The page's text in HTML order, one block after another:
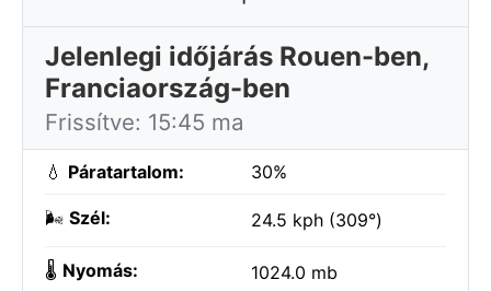
Jelenlegi időjárás Rouen-ben,
Franciaország-ben
Frissítve: 15:45 ma
💧 Páratartalom: 30%
🌬️ Szél: 24.5 kph (309°)
🌡️ Nyomás: 1024.0 mb